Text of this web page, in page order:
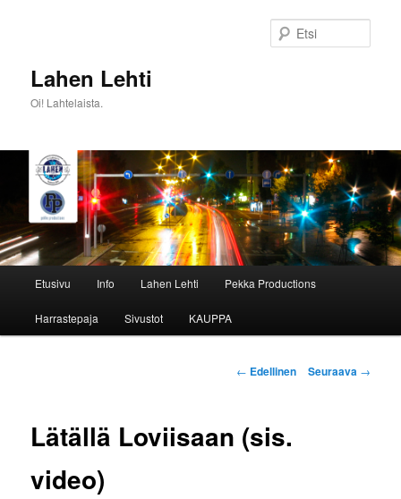
Lahen Lehti
Oi! Lahtelaista.
Etusivu Info Lahen Lehti Pekka Productions
Harrastepaja Sivustot KAUPPA
Artikkelien
← Edellinen Seuraava →
Lätällä Loviisaan (sis.
video)